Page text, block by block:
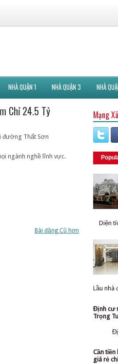
NHÀ QUẬN 1 NHÀ QUẬN 3 NHÀ
Chỉ 24.5 Tỷ
đường Thất Sơn
ngành nghề lĩnh vực.
Bài đăng Cũ hơn
Mạng
Diện
Lầu nhà
Định cư
Trọng
Định
Cần tiền
giá rẻ